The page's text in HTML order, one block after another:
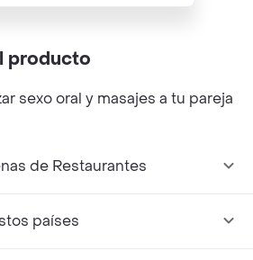
producto
sexo oral y masajes a tu pareja
de Restaurantes
países